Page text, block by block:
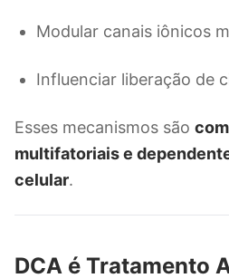
Modular canais iônicos
Influenciar liberação de
Esses mecanismos são
multifatoriais e
celular.
DCA é Tratamento